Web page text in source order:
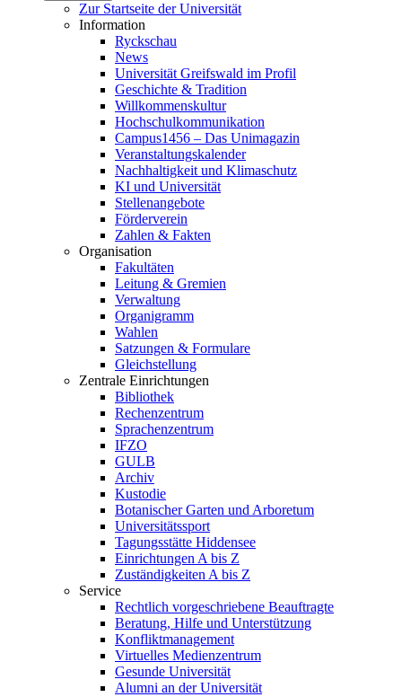
Zur Startseite der Universität
Information
Ryckschau
News
Universität Greifswald im Profil
Geschichte & Tradition
Willkommenskultur
Hochschulkommunikation
Campus1456 – Das Unimagazin
Veranstaltungskalender
Nachhaltigkeit und Klimaschutz
KI und Universität
Stellenangebote
Förderverein
Zahlen & Fakten
Organisation
Fakultäten
Leitung & Gremien
Verwaltung
Organigramm
Wahlen
Satzungen & Formulare
Gleichstellung
Zentrale Einrichtungen
Bibliothek
Rechenzentrum
Sprachenzentrum
IFZO
GULB
Archiv
Kustodie
Botanischer Garten und Arboretum
Universitätssport
Tagungsstätte Hiddensee
Einrichtungen A bis Z
Zuständigkeiten A bis Z
Service
Rechtlich vorgeschriebene Beauftragte
Beratung, Hilfe und Unterstützung
Konfliktmanagement
Virtuelles Medienzentrum
Gesunde Universität
Alumni an der Universität